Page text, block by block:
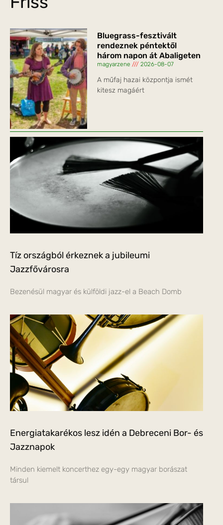
Bluegrass-fesztivált
rendeznek péntektől
három napon át Abaligeten
magyarzene 2026-08-07
A műfaj hazai központja ismét
kitesz magáért
Tíz országból érkeznek a jubileumi
Jazzfővárosra
Bezenésül magyar és külföldi jazz-el a Beach Domb
Energiatakarékos lesz idén a Debreceni Bor- és
Jazznapok
Minden kiemelt koncerthez egy-egy magyar borászat
társul